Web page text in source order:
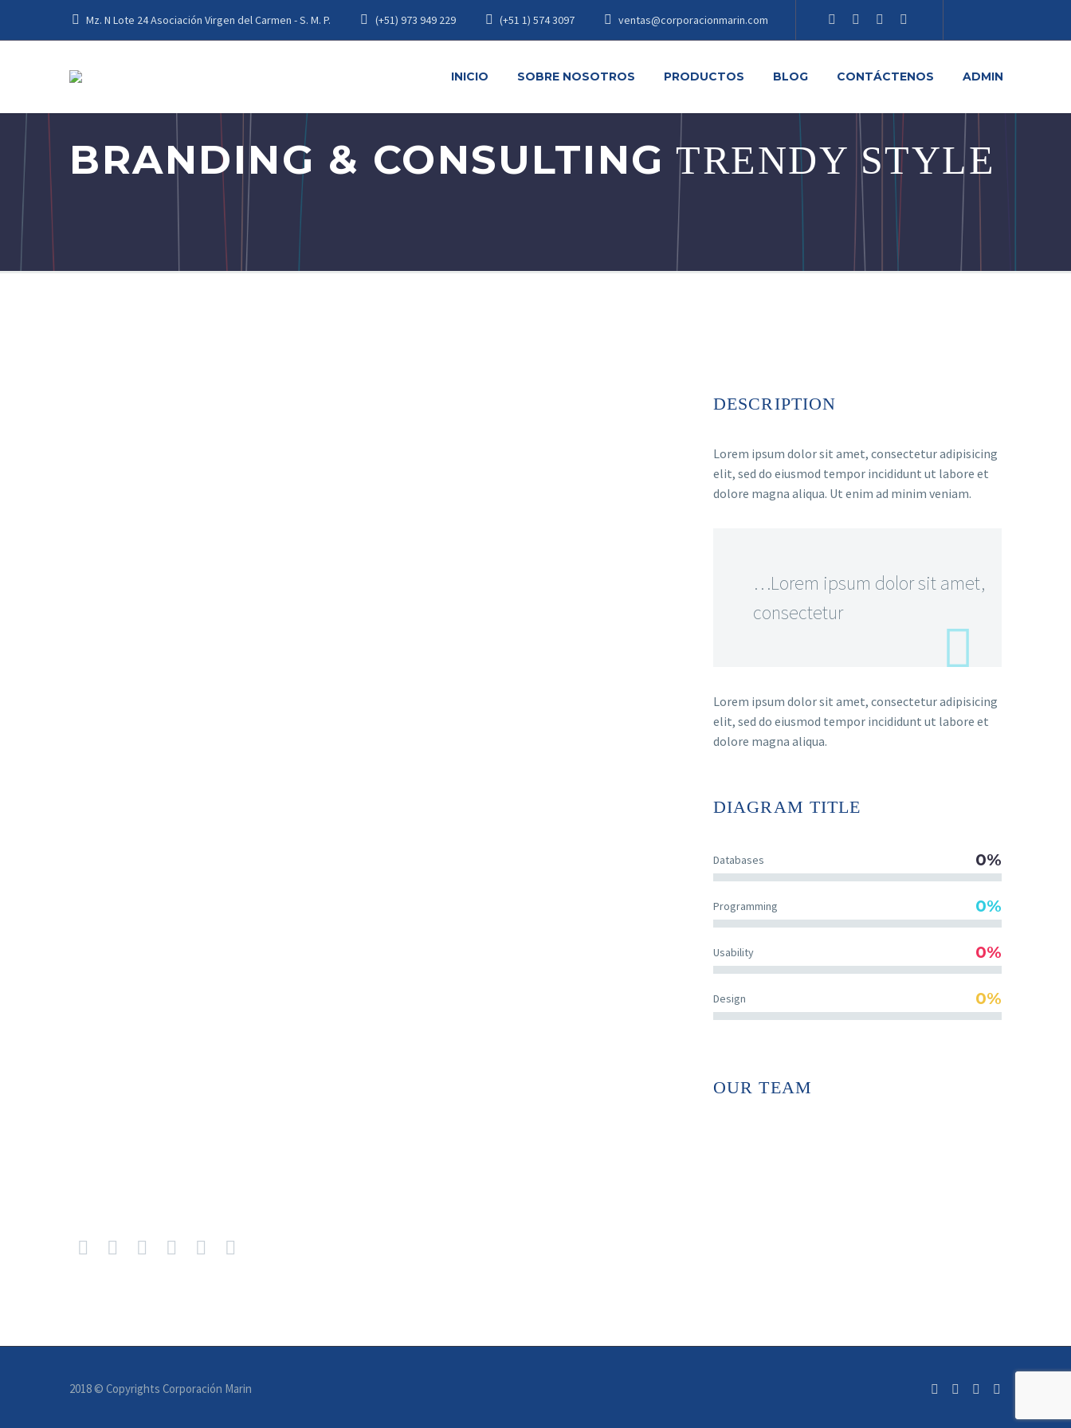
Mz. N Lote 24 Asociación Virgen del Carmen - S. M. P. (+51) 973 949 229 (+51 1) 574 3097 ventas@corporacionmarin.com
INICIO SOBRE NOSOTROS PRODUCTOS BLOG CONTÁCTENOS ADMIN
BRANDING & CONSULTING TRENDY STYLE
DESCRIPTION
Lorem ipsum dolor sit amet, consectetur adipisicing
elit, sed do eiusmod tempor incididunt ut labore et
dolore magna aliqua. Ut enim ad minim veniam.
…Lorem ipsum dolor sit amet,
consectetur
Lorem ipsum dolor sit amet, consectetur adipisicing
elit, sed do eiusmod tempor incididunt ut labore et
dolore magna aliqua.
DIAGRAM TITLE
Databases 0%
Programming 0%
Usability 0%
Design 0%
OUR TEAM
2018 © Copyrights Corporación Marin